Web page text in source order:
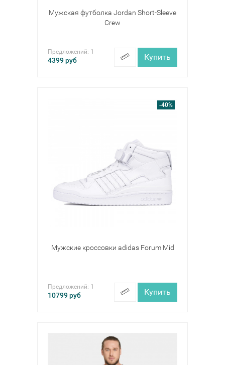
Мужская футболка Jordan Short-Sleeve
Crew
Предложений: 1
4399руб Купить
-40%
Мужские кроссовки adidas Forum Mid
Предложений: 1
10799руб Купить